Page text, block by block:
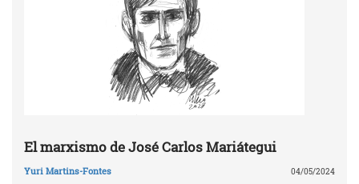
El marxismo de José Carlos Mariátegui
Yuri Martins-Fontes 04/05/2024